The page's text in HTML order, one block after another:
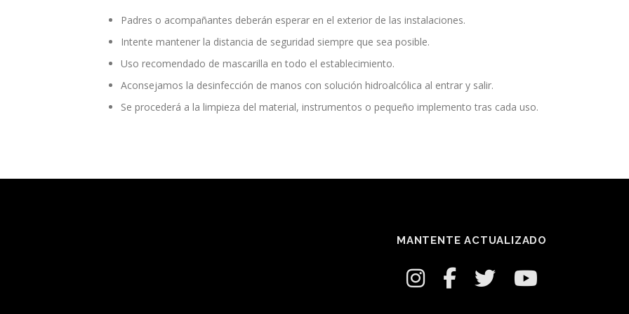
Padres o acompañantes deberán esperar en el exterior de las instalaciones.
Intente mantener la distancia de seguridad siempre que sea posible.
Uso recomendado de mascarilla en todo el establecimiento.
Aconsejamos la desinfección de manos con solución hidroalcólica al entrar y salir.
Se procederá a la limpieza del material, instrumentos o pequeño implemento tras cada uso.
MANTENTE ACTUALIZADO